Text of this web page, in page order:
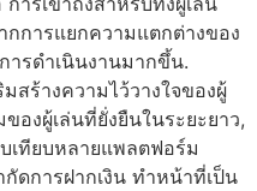
การแยกความแตกต่างของ
ารดำเนินงานมากขึ้น.
สร้างความไว้วางใจของผู้
องผู้เล่นที่ยั่งยืนในระยะยาว,
บเทียบหลายแพลตฟอร์ม
ดการฝากเงิน ทำหน้าที่เป็น